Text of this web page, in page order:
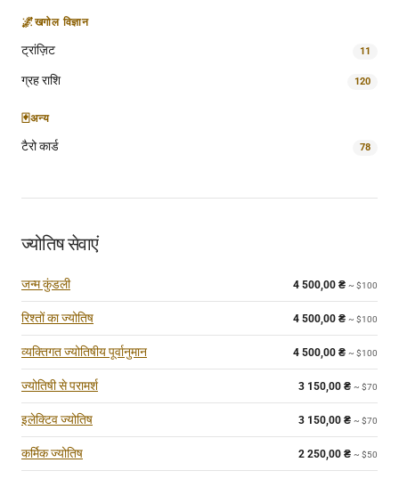
🌌खगोल विज्ञान
ट्रांज़िट 11
ग्रह राशि 120
🃏अन्य
टैरो कार्ड 78
ज्योतिष सेवाएं
जन्म कुंडली 4 500,00 ₴ ~ $100
रिश्तों का ज्योतिष 4 500,00 ₴ ~ $100
व्यक्तिगत ज्योतिषीय पूर्वानुमान 4 500,00 ₴ ~ $100
ज्योतिषी से परामर्श 3 150,00 ₴ ~ $70
इलेक्टिव ज्योतिष 3 150,00 ₴ ~ $70
कर्मिक ज्योतिष 2 250,00 ₴ ~ $50